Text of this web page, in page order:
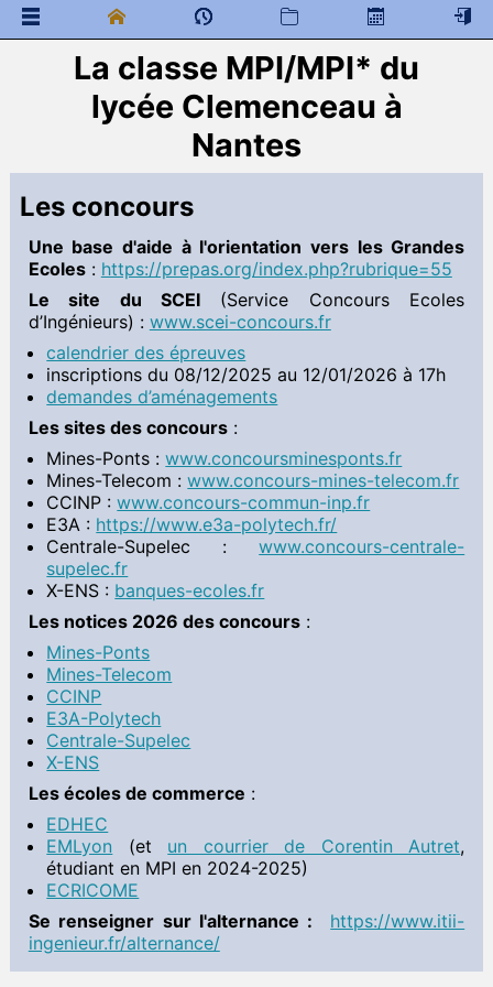
La classe MPI/MPI* du
lycée Clemenceau à
Nantes
Documents généraux
Mathématiques
Documents à télécharger
Physique
Programme de colles
Documents à télécharger
Informatique
Divers
Documents à télécharger
Français & philosophie
Documents à télécharger
Anglais
Divers
Documents à télécharger
T.I.P.E.
Informations
Documents à télécharger
Math MP2I
Documents à télécharger
Les concours
Une base d'aide à l'orientation vers les Grandes
Ecoles: https://prepas.org/index.php?rubrique=55
Le site du SCEI (Service Concours Ecoles
d’Ingénieurs) : www.scei-concours.fr
calendrier des épreuves
inscriptions du 08/12/2025 au 12/01/2026 à 17h
demandes d’aménagements
Les sites des concours:
Mines-Ponts :www.concoursminesponts.fr
Mines-Telecom :www.concours-mines-telecom.fr
CCINP :www.concours-commun-inp.fr
E3A : https://www.e3a-polytech.fr/
Centrale-Supelec :www.concours-centrale-
supelec.fr
X-ENS : banques-ecoles.fr
Les notices 2026 des concours:
Mines-Ponts
Mines-Telecom
CCINP
E3A-Polytech
Centrale-Supelec
X-ENS
Les écoles de commerce :
EDHEC
EMLyon (et un courrier de Corentin Autret,
étudiant en MPI en 2024-2025)
ECRICOME
Se renseigner sur l'alternance :
https://www.itii-
ingenieur.fr/alternance/